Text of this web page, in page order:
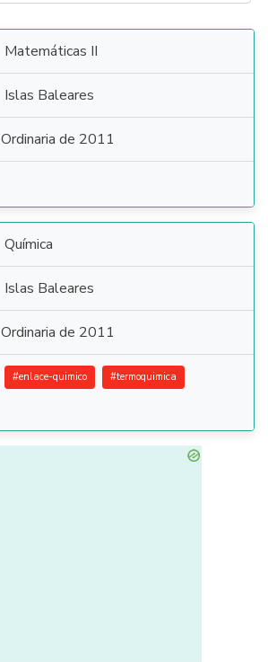
Matemáticas II
Islas Baleares
Ordinaria de 2011
Química
Islas Baleares
Ordinaria de 2011
#enlace-quimico #termoquimica